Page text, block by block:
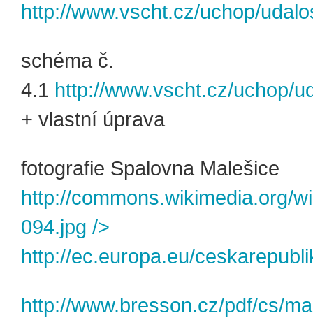
http://www.vscht.cz/uchop/
schéma č.
4.1 http://www.vscht.cz/uchop/
+ vlastní úprava
fotografie Spalovna Malešice
http://commons.wikimedia.org/
094.jpg />
http://ec.europa.eu/
http://www.bresson.cz/pdf/cs/